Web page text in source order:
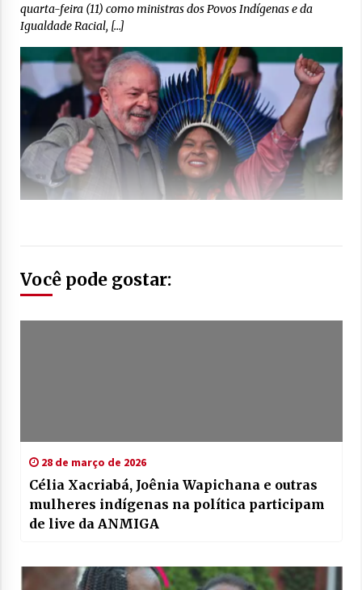
quarta-feira (11) como ministras dos Povos Indígenas e da
Igualdade Racial, […]
Você pode gostar:
28 de março de 2026
Célia Xacriabá, Joênia Wapichana e outras
mulheres indígenas na política participam
de live da ANMIGA